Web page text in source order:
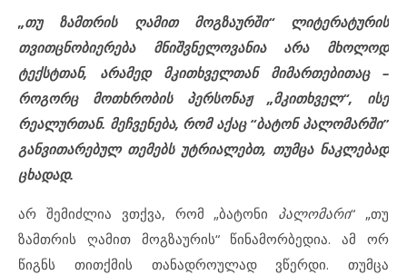
„თუ ზამთრის ღამით მოგზაურში“ ლიტერატურის
თვითცნობიერება მნიშვნელოვანია არა მხოლოდ
ტექსტთან, არამედ მკითხველთან მიმართებითაც –
როგორც მოთხრობის პერსონაჟ „მკითხველ“, ისე
რეალურთან. მეჩვენება, რომ აქაც “ბატონპალომარში”
განვითარებულ თემებს უტრიალებთ, თუმცა ნაკლებად
ცხადად.
არ შემიძლია ვთქვა, რომ „ბატონი პალომარი“ „თუ
ზამთრის ღამით მოგზაურის“ წინამორბედია. ამ ორ
წიგნს თითქმის თანადროულად ვწერდი. თუმცა